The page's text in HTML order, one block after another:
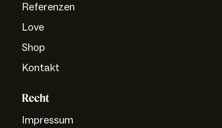
Referenzen
Love
Shop
Kontakt
Recht
Impressum